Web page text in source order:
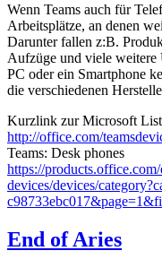
Wenn Teams auch für
Arbeitsplätze, an denen
Darunter fallen z:B.
Aufzüge und viele weitere
PC oder ein Smartphone
die verschiedenen
Kurzlink zur Microsoft
http://office.com/
Teams: Desk phones
https://
devices/devices/
End of Aries